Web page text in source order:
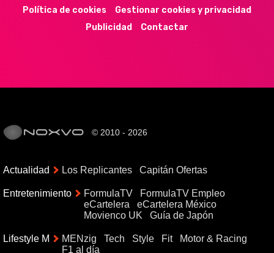
Política de cookies
Gestionar cookies y privacidad
Publicidad
Contactar
© 2010 - 2026
Actualidad Los Replicantes Capitán Ofertas
Entretenimiento FormulaTV
FormulaTV Empleo
eCartelera
eCartelera México
Movienco UK
Guía de Japón
Lifestyle M MENzig Tech Style Fit
Motor & Racing
F1 al día